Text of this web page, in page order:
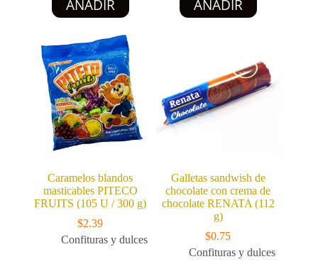
–
Bebida
Polvo
Sabor
Chocolate
Fortificada
(200
g)
cantidad
AÑADIR
y
Vainilla
AÑADIR
Caramelos blandos
masticables PITECO
FRUITS (105 U / 300 g)
$2.39
Confituras y dulces
Galletas sandwish de
chocolate con crema de
chocolate RENATA (112
g)
$0.75
Confituras y dulces